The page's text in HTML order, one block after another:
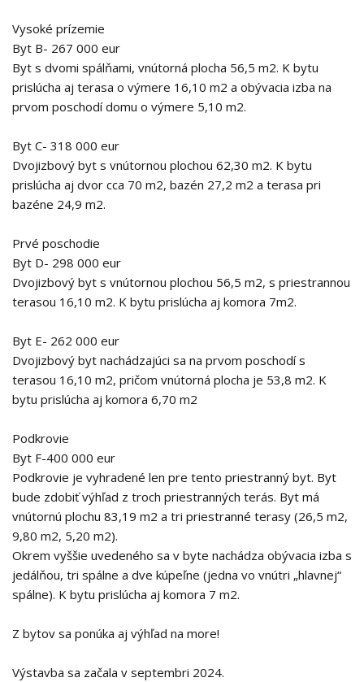
Vysoké prízemie
Byt B- 267 000 eur
Byt s dvomi spálňami, vnútorná plocha 56,5 m2. K bytu
prislúcha aj terasa o výmere 16,10 m2 a obývacia izba na
prvom poschodí domu o výmere 5,10 m2.
Byt C- 318 000 eur
Dvojizbový byt s vnútornou plochou 62,30 m2. K bytu
prislúcha aj dvor cca 70 m2, bazén 27,2 m2 a terasa pri
bazéne 24,9 m2.
Prvé poschodie
Byt D- 298 000 eur
Dvojizbový byt s vnútornou plochou 56,5 m2, s priestrannou
terasou 16,10 m2. K bytu prislúcha aj komora 7m2.
Byt E- 262 000 eur
Dvojizbový byt nachádzajúci sa na prvom poschodí s
terasou 16,10 m2, pričom vnútorná plocha je 53,8 m2. K
bytu prislúcha aj komora 6,70 m2
Podkrovie
Byt F-400 000 eur
Podkrovie je vyhradené len pre tento priestranný byt. Byt
bude zdobiť výhľad z troch priestranných terás. Byt má
vnútornú plochu 83,19 m2 a tri priestranné terasy (26,5 m2,
9,80 m2, 5,20 m2).
Okrem vyššie uvedeného sa v byte nachádza obývacia izba s
jedálňou, tri spálne a dve kúpeľne (jedna vo vnútri „hlavnej“
spálne). K bytu prislúcha aj komora 7 m2.
Z bytov sa ponúka aj výhľad na more!
Výstavba sa začala v septembri 2024.